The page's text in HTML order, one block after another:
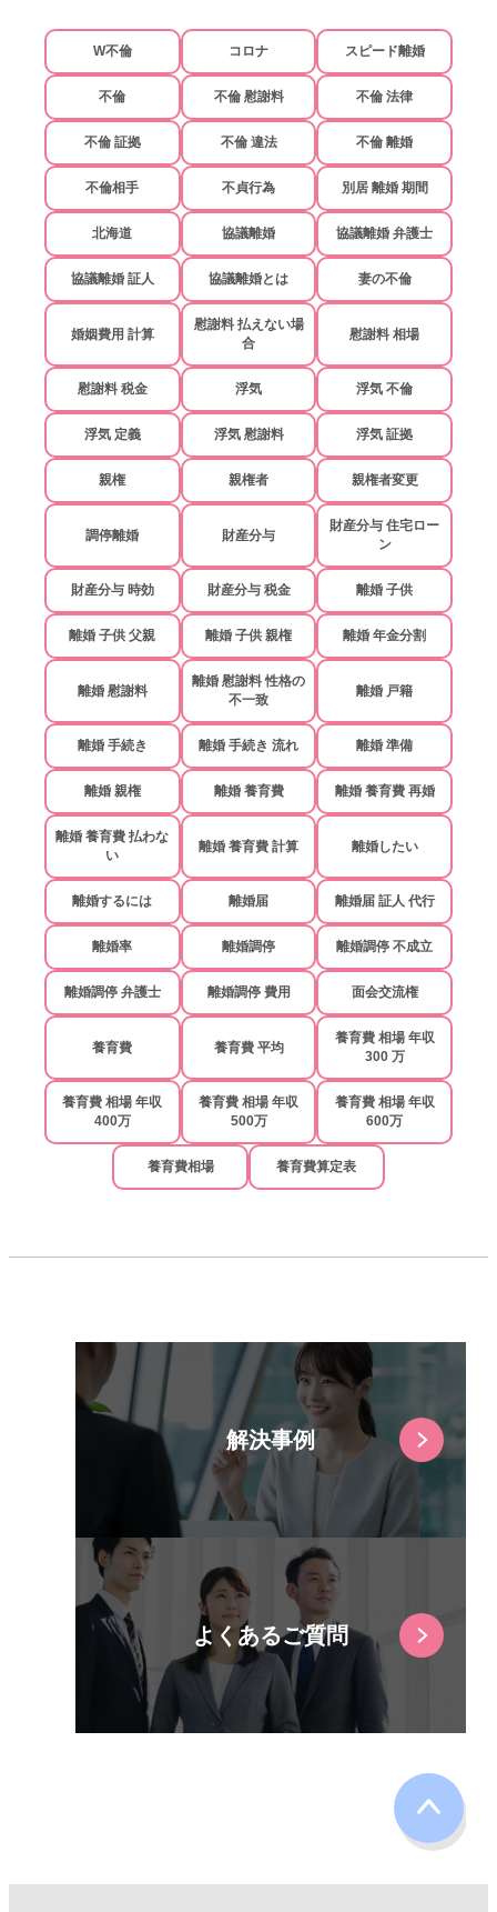
W不倫 コロナ スピード離婚
不倫 不倫 慰謝料 不倫 法律
不倫 証拠 不倫 違法 不倫 離婚
不倫相手 不貞行為 別居 離婚 期間
北海道 協議離婚 協議離婚 弁護士
協議離婚 証人 協議離婚とは 妻の不倫
婚姻費用 計算
慰謝料 払えない場
合
慰謝料 相場
慰謝料 税金 浮気 浮気 不倫
浮気 定義 浮気 慰謝料 浮気 証拠
親権 親権者 親権者変更
調停離婚 財産分与
財産分与 住宅ロー
ン
財産分与 時効 財産分与 税金 離婚 子供
離婚 子供 父親 離婚 子供 親権 離婚 年金分割
離婚 慰謝料
離婚 慰謝料 性格の
不一致
離婚 戸籍
離婚 手続き 離婚 手続き 流れ 離婚 準備
離婚 親権 離婚 養育費 離婚 養育費 再婚
離婚 養育費 払わな
い
離婚 養育費 計算 離婚したい
離婚するには 離婚届 離婚届 証人 代行
離婚率 離婚調停 離婚調停 不成立
離婚調停 弁護士 離婚調停 費用 面会交流権
養育費 養育費 平均
養育費 相場 年収
300 万
養育費 相場 年収
400万
養育費 相場 年収
500万
養育費 相場 年収
600万
養育費相場 養育費算定表
解決事例
よくあるご質問